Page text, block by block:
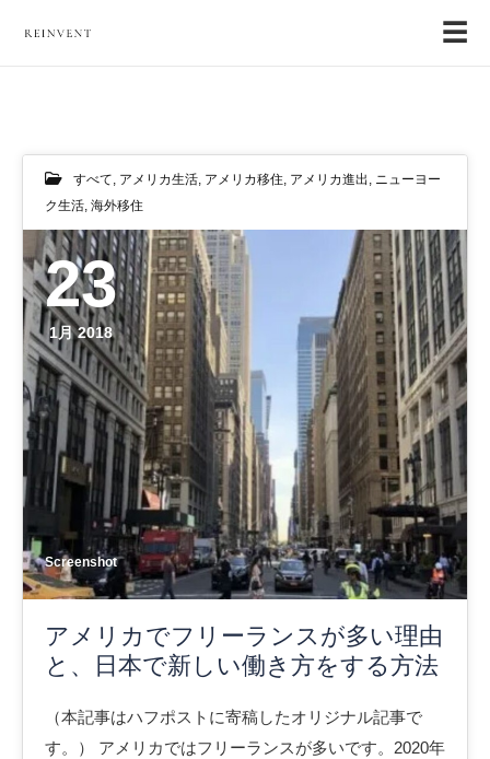
☰
すべて, アメリカ生活, アメリカ移住, アメリカ進出, ニューヨー
ク生活, 海外移住
Screenshot
23
1月 2018
アメリカでフリーランスが多い理由
と、日本で新しい働き方をする方法
（本記事はハフポストに寄稿したオリジナル記事で
す。） アメリカではフリーランスが多いです。2020年